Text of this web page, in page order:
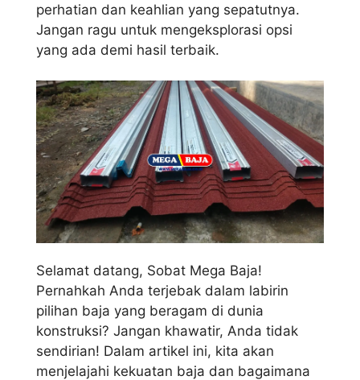
perhatian dan keahlian yang sepatutnya.
Jangan ragu untuk mengeksplorasi opsi
yang ada demi hasil terbaik.
Selamat datang, Sobat Mega Baja!
Pernahkah Anda terjebak dalam labirin
pilihan baja yang beragam di dunia
konstruksi? Jangan khawatir, Anda tidak
sendirian! Dalam artikel ini, kita akan
menjelajahi kekuatan baja dan bagaimana